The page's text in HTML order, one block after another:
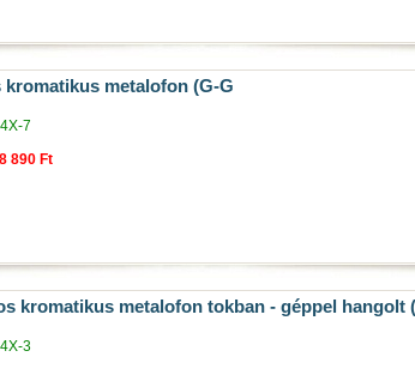
kromatikus metalofon (G-G
7
890 Ft
kromatikus metalofon tokban - géppel hangolt
3